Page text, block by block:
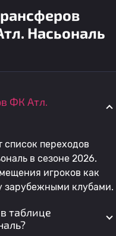
Насьональ
ФК Атл.
список переходов
в сезоне 2026.
игроков как
зарубежными клубами.
таблице